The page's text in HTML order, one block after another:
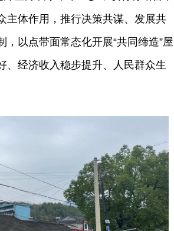
主体作用，推行决策共谋、发展共
以点带面常态化开展“共同缔造”屋
、经济收入稳步提升、人民群众生